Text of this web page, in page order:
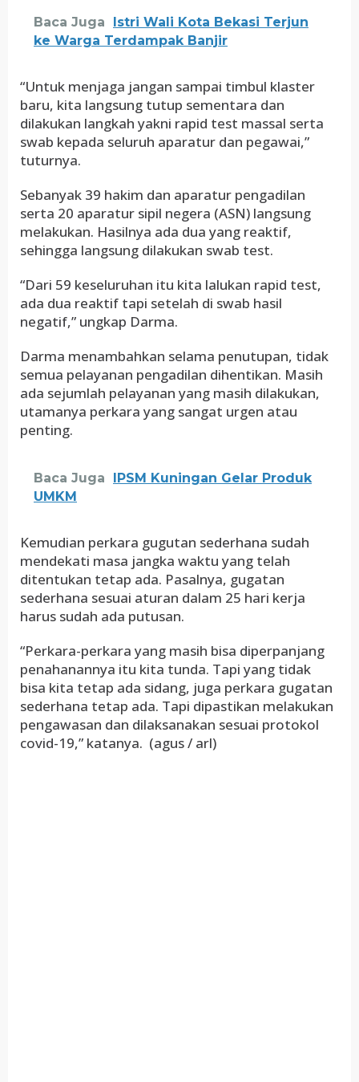
Baca Juga
Istri Wali Kota Bekasi Terjun
ke Warga Terdampak Banjir
“Untuk menjaga jangan sampai timbul klaster
baru, kita langsung tutup sementara dan
dilakukan langkah yakni rapid test massal serta
swab kepada seluruh aparatur dan pegawai,”
tuturnya.
Sebanyak 39 hakim dan aparatur pengadilan
serta 20 aparatur sipil negera (ASN) langsung
melakukan. Hasilnya ada dua yang reaktif,
sehingga langsung dilakukan swab test.
“Dari 59 keseluruhan itu kita lalukan rapid test,
ada dua reaktif tapi setelah di swab hasil
negatif,” ungkap Darma.
Darma menambahkan selama penutupan, tidak
semua pelayanan pengadilan dihentikan. Masih
ada sejumlah pelayanan yang masih dilakukan,
utamanya perkara yang sangat urgen atau
penting.
Baca Juga
IPSM Kuningan Gelar Produk
UMKM
Kemudian perkara gugutan sederhana sudah
mendekati masa jangka waktu yang telah
ditentukan tetap ada. Pasalnya, gugatan
sederhana sesuai aturan dalam 25 hari kerja
harus sudah ada putusan.
“Perkara-perkara yang masih bisa diperpanjang
penahanannya itu kita tunda. Tapi yang tidak
bisa kita tetap ada sidang, juga perkara gugatan
sederhana tetap ada. Tapi dipastikan melakukan
pengawasan dan dilaksanakan sesuai protokol
covid-19,” katanya. (agus / arl)